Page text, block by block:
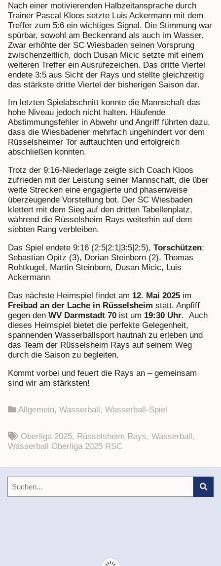
Nach einer motivierenden Halbzeitansprache durch
Trainer Pascal Kloos setzte Luis Ackermann mit dem
Treffer zum 5:6 ein wichtiges Signal. Die Stimmung war
spürbar, sowohl am Beckenrand als auch im Wasser.
Zwar erhöhte der SC Wiesbaden seinen Vorsprung
zwischenzeitlich, doch Dusan Micic setzte mit einem
weiteren Treffer ein Ausrufezeichen. Das dritte Viertel
endete 3:5 aus Sicht der Rays und stellte gleichzeitig
das stärkste dritte Viertel der bisherigen Saison dar.
Im letzten Spielabschnitt konnte die Mannschaft das
hohe Niveau jedoch nicht halten. Häufende
Abstimmungsfehler in Abwehr und Angriff führten dazu,
dass die Wiesbadener mehrfach ungehindert vor dem
Rüsselsheimer Tor auftauchten und erfolgreich
abschließen konnten.
Trotz der 9:16-Niederlage zeigte sich Coach Kloos
zufrieden mit der Leistung seiner Mannschaft, die über
weite Strecken eine engagierte und phasenweise
überzeugende Vorstellung bot. Der SC Wiesbaden
klettert mit dem Sieg auf den dritten Tabellenplatz,
während die Rüsselsheim Rays weiterhin auf dem
siebten Rang verbleiben.
Das Spiel endete 9:16 (2:5|2:1|3:5|2:5), Torschützen:
Sebastian Opitz (3), Dorian Steinborn (2), Thomas
Rohtkugel, Martin Steinborn, Dusan Micic, Luis
Ackermann
Das nächste Heimspiel findet am 12. Mai 2025 im
Freibad an der Lache in Rüsselsheim statt. Anpfiff
gegen den WV Darmstadt 70 ist um 19:30 Uhr. Auch
dieses Heimspiel bietet die perfekte Gelegenheit,
spannenden Wasserballsport hautnah zu erleben und
das Team der Rüsselsheim Rays auf seinem Weg
durch die Saison zu begleiten.
Kommt vorbei und feuert die Rays an – gemeinsam
sind wir am stärksten!
Allgemein, Wasserball, Wasserball-Spiel
Oberliga 2025, Rüsselsheim Rays, Wasserball,
Wasserball Oberliga 2025 RSC